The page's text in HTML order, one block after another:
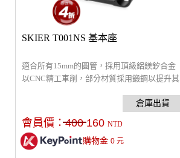
SKIER T001NS 基本座
適合所有15mm的圓管，採用頂級鋁鎂釸合金
以CNC精工車削，部分材質採用鍛鋼以提升其
種Skier料件擴充功能。尺寸：80 x 23 x 14
mm。重量：40 g
會員價：400 160 NTD
購物金 0元